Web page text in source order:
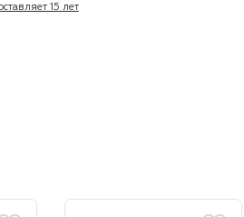
15 лет